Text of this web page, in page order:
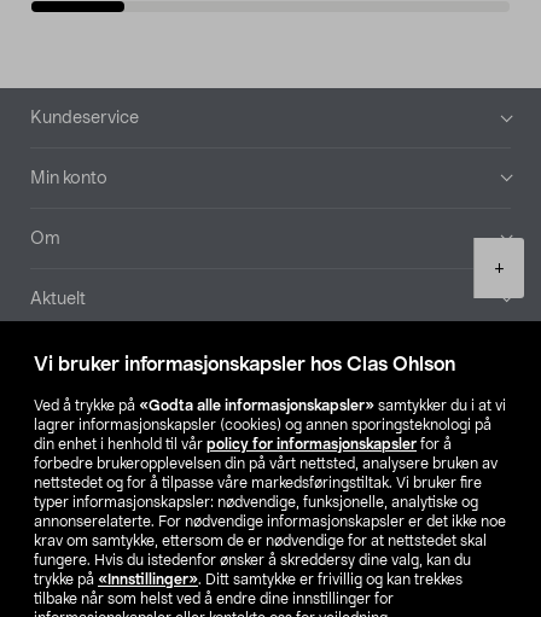
Vi bruker informasjonskapsler hos Clas Ohlson
Ved å trykke på «Godta alle informasjonskapsler» samtykker du i at vi
lagrer informasjonskapsler (cookies) og annen sporingsteknologi på
din enhet i henhold til vår policy for informasjonskapsler for å
forbedre brukeropplevelsen din på vårt nettsted, analysere bruken av
nettstedet og for å tilpasse våre markedsføringstiltak. Vi bruker fire
typer informasjonskapsler: nødvendige, funksjonelle, analytiske og
annonserelaterte. For nødvendige informasjonskapsler er det ikke noe
krav om samtykke, ettersom de er nødvendige for at nettstedet skal
fungere. Hvis du istedenfor ønsker å skreddersy dine valg, kan du
trykke på «Innstillinger». Ditt samtykke er frivillig og kan trekkes
tilbake når som helst ved å endre dine innstillinger for
+
Bunntekst
Kundeservice
Min konto
Om
Aktuelt
Våre selskaper
Finn din butikk
SE NO FI